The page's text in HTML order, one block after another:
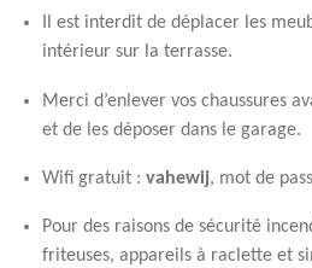
Il est interdit de déplacer les
intérieur sur la terrasse.
Merci d’enlever vos chaussures
et de les déposer dans le garage.
Wifi gratuit : vahewij, mot de
Pour des raisons de sécurité
friteuses, appareils à raclette et